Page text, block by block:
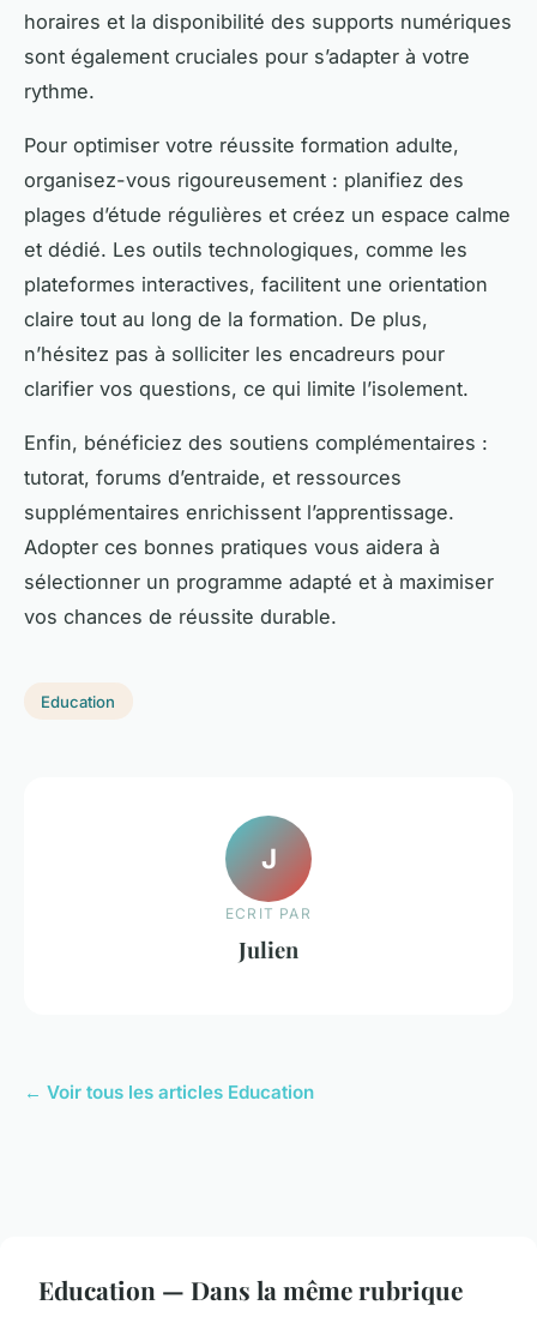
horaires et la disponibilité des supports numériques
sont également cruciales pour s’adapter à votre
rythme.
Pour optimiser votre réussite formation adulte,
organisez-vous rigoureusement : planifiez des
plages d’étude régulières et créez un espace calme
et dédié. Les outils technologiques, comme les
plateformes interactives, facilitent une orientation
claire tout au long de la formation. De plus,
n’hésitez pas à solliciter les encadreurs pour
clarifier vos questions, ce qui limite l’isolement.
Enfin, bénéficiez des soutiens complémentaires :
tutorat, forums d’entraide, et ressources
supplémentaires enrichissent l’apprentissage.
Adopter ces bonnes pratiques vous aidera à
sélectionner un programme adapté et à maximiser
vos chances de réussite durable.
Education
J
ECRIT PAR
Julien
← Voir tous les articles Education
Education — Dans la même rubrique